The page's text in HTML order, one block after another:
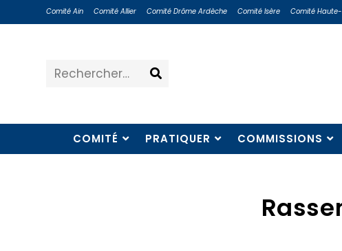
Comité Ain Comité Allier Comité Drôme Ardèche Comité Isère Comité Haute-
Rechercher…
COMITÉ PRATIQUER COMMISSIONS